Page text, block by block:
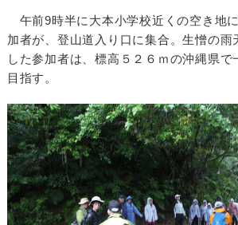
午前9時半に大本小学校近くの空き地
加者が、登山道入り口に集合。生憎の雨
した参加者は、標高５２６ｍの沖縄県で
目指す。